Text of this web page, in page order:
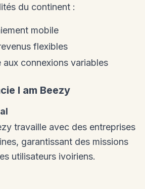
du continent :
mobile
flexibles
connexions variables
I am Beezy
travaille avec des entreprises
garantissant des missions
utilisateurs ivoiriens.